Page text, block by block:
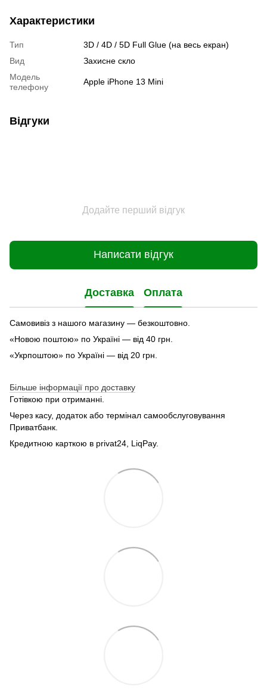
Характеристики
Тип
3D / 4D / 5D Full Glue (на весь екран)
Вид
Захисне скло
Модель
телефону
Apple iPhone 13 Mini
Відгуки
Додайте перший відгук
Написати відгук
Доставка Оплата
Самовивіз з нашого магазину — безкоштовно.
«Новою поштою» по Україні — від 40 грн.
«Укрпоштою» по Україні — від 20 грн.
Більше інформації про доставку
Готівкою при отриманні.
Через касу, додаток або термінал самообслуговування
Приватбанк.
Кредитною карткою в privat24, LiqPay.